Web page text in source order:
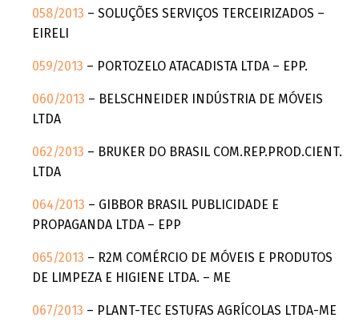
058/2013 – SOLUÇÕES SERVIÇOS TERCEIRIZADOS –
EIRELI
059/2013 – PORTOZELO ATACADISTA LTDA – EPP.
060/2013 – BELSCHNEIDER INDÚSTRIA DE MÓVEIS
LTDA
062/2013 – BRUKER DO BRASIL COM.REP.PROD.CIENT.
LTDA
064/2013 – GIBBOR BRASIL PUBLICIDADE E
PROPAGANDA LTDA – EPP
065/2013 – R2M COMÉRCIO DE MÓVEIS E PRODUTOS
DE LIMPEZA E HIGIENE LTDA. – ME
067/2013 – PLANT-TEC ESTUFAS AGRÍCOLAS LTDA-ME